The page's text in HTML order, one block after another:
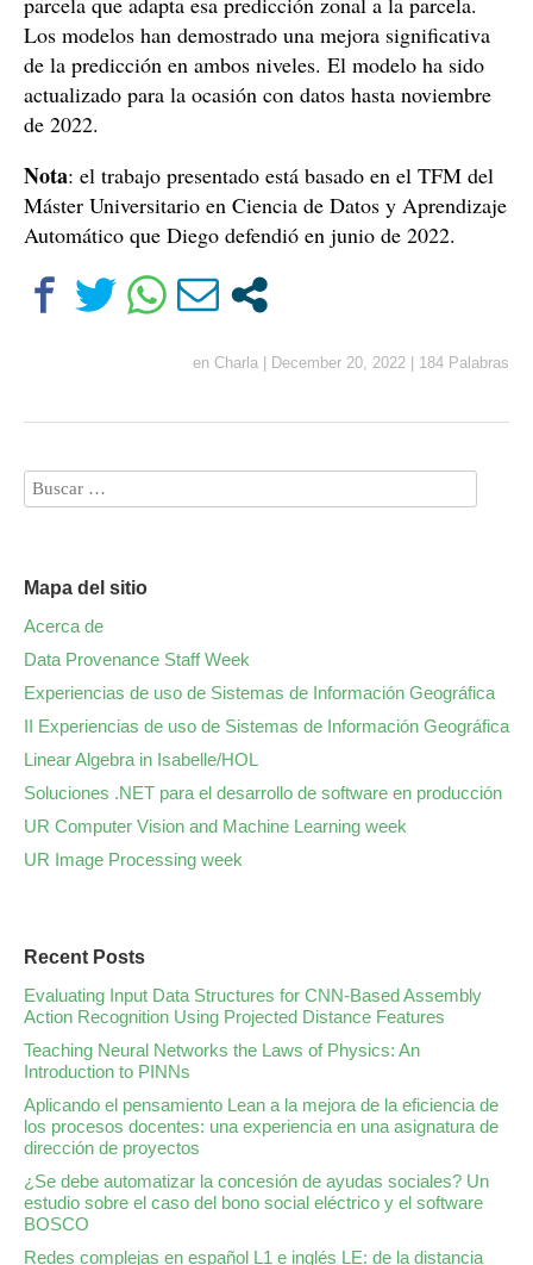
Los modelos han demostrado una mejora significativa
de la predicción en ambos niveles. El modelo ha sido
actualizado para la ocasión con datos hasta noviembre
de 2022.
Nota: el trabajo presentado está basado en el TFM del
Máster Universitario en Ciencia de Datos y Aprendizaje
Automático que Diego defendió en junio de 2022.
en Charla December 20, 2022 184 Palabras
Mapa del sitio
Acerca de
Data Provenance Staff Week
Experiencias de uso de Sistemas de Información Geográfica
II Experiencias de uso de Sistemas de Información Geográfica
Linear Algebra in Isabelle/HOL
Soluciones .NET para el desarrollo de software en producción
UR Computer Vision and Machine Learning week
UR Image Processing week
Recent Posts
Evaluating Input Data Structures for CNN-Based Assembly
Action Recognition Using Projected Distance Features
Teaching Neural Networks the Laws of Physics: An
Introduction to PINNs
Aplicando el pensamiento Lean a la mejora de la eficiencia de
los procesos docentes: una experiencia en una asignatura de
dirección de proyectos
¿Se debe automatizar la concesión de ayudas sociales? Un
estudio sobre el caso del bono social eléctrico y el software
BOSCO
Redes complejas en español L1 e inglés LE: de la distancia